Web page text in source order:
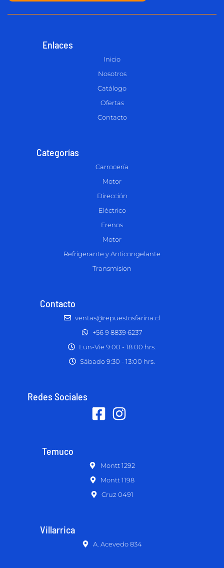
Enlaces
Inicio
Nosotros
Catálogo
Ofertas
Contacto
Categorías
Carrocería
Motor
Dirección
Eléctrico
Frenos
Motor
Refrigerante y Anticongelante
Transmision
Contacto
ventas@repuestosfarina.cl
+56 9 8839 6237
Lun-Vie 9:00 - 18:00 hrs.
Sábado 9:30 - 13:00 hrs.
Redes Sociales
Temuco
Montt 1292
Montt 1198
Cruz 0491
Villarrica
A. Acevedo 834